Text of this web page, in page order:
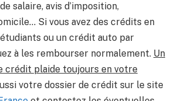
salaire, avis d’imposition,
Si vous avez des crédits en
ou un crédit auto par
à les rembourser normalement. Un
crédit plaide toujours en votre
votre dossier de crédit sur le site